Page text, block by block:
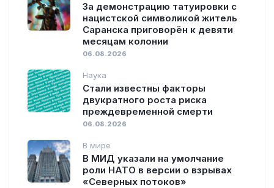
За демонстрацию татуировки с
нацистской символикой житель
Саранска приговорён к девяти
месяцам колонии
06.08.2026
Наука
Стали известны факторы
двукратного роста риска
преждевременной смерти
06.08.2026
В мире
В МИД указали на умолчание
роли НАТО в версии о взрывах
«Северных потоков»